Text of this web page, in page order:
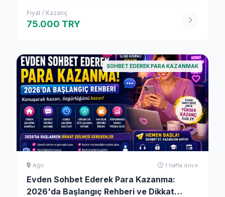
Fiyat / Kazanç
75.000 TRY
SOHBET EDEREK PARA KAZANMAK
Ağrı 1 hafta önce
Evden Sohbet Ederek Para Kazanma:
2026'da Başlangıç Rehberi ve Dikkat